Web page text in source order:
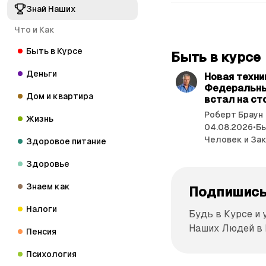
Знай Наших
Что и Как
Быть в Курсе
Деньги
Дом и квартира
Жизнь
Здоровое питание
Здоровье
Знаем как
Налоги
Пенсия
Психология
Быть в курсе
Новая
встал на
Роберт Браун
04.08.2026•
Человек и
Будь в Курсе и
Наших Людей в